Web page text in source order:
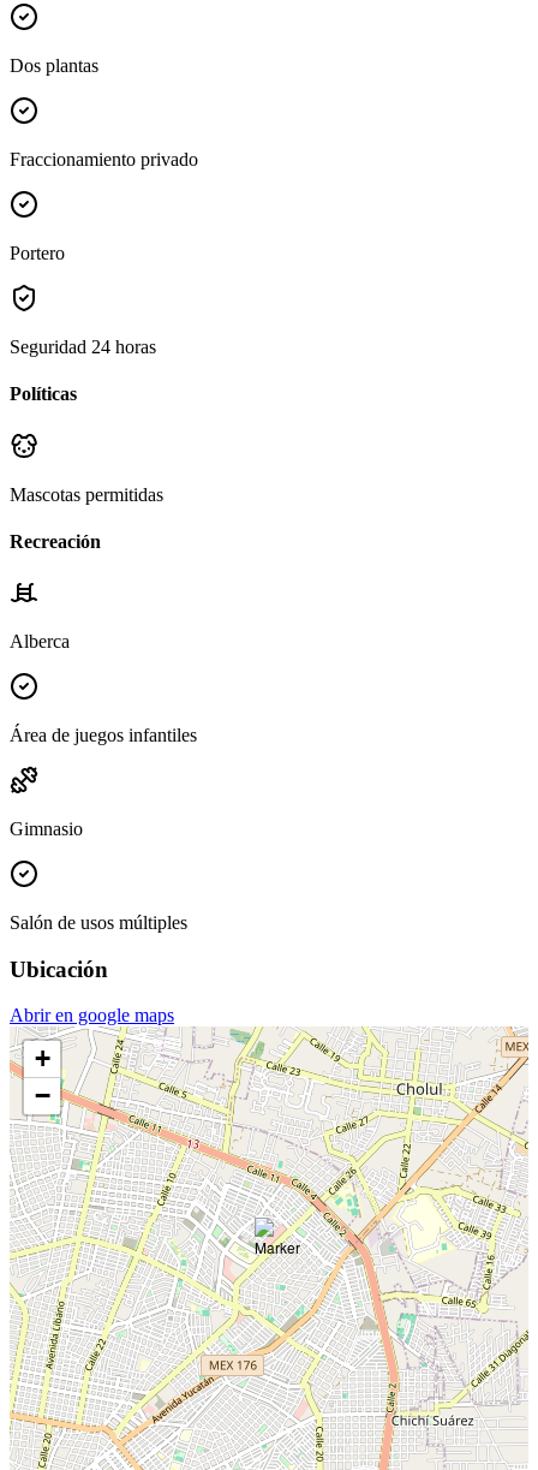
Dos plantas
Fraccionamiento privado
Portero
Seguridad 24 horas
Políticas
Mascotas permitidas
Recreación
Alberca
Área de juegos infantiles
Gimnasio
Salón de usos múltiples
Ubicación
Abrir en google maps
+
−